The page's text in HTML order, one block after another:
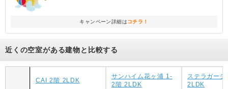
キャンペーン詳細はコチラ！
近くの空室がある建物と比較する
CAI 2階 2LDK
サンハイム花ヶ浦 1-
2階 2LDK
ステラガー
2LDK